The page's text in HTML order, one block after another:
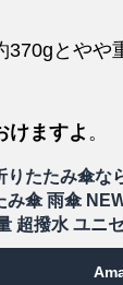
とやや
けますよ。
りたたみ傘な
み傘 雨傘
超撥水 ユニ